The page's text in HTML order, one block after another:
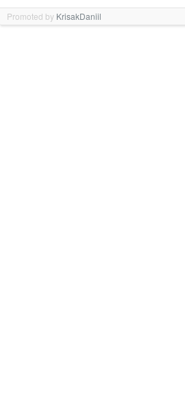
Promoted by KrisakDaniil